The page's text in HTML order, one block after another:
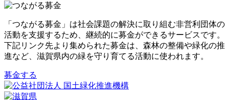
「つながる募金」は社会課題の解決に取り組む非営利団体の
活動を支援するため、継続的に募金ができるサービスです。
下記リンク先より集められた募金は、森林の整備や緑化の推
進など、滋賀県内の緑を守り育てる活動に使われます。
募金する